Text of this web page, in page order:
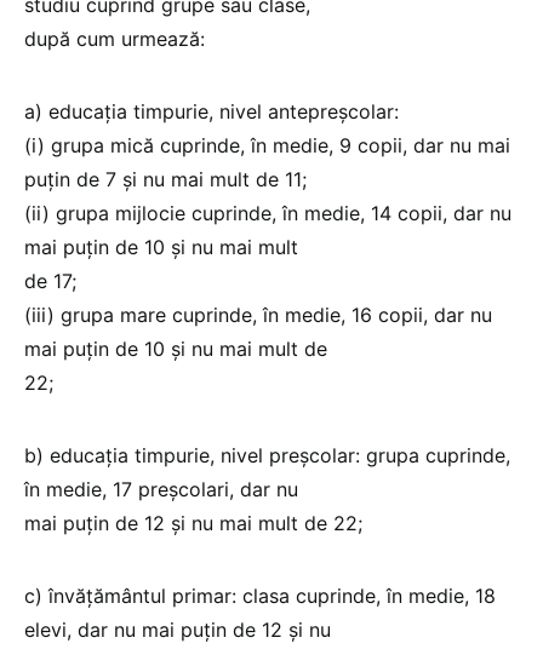
după cum urmează:
a) educaţia timpurie, nivel antepreşcolar:
(i) grupa mică cuprinde, în medie, 9 copii, dar nu mai
puţin de 7 şi nu mai mult de 11;
(ii) grupa mijlocie cuprinde, în medie, 14 copii, dar nu
mai puţin de 10 şi nu mai mult
de 17;
(iii) grupa mare cuprinde, în medie, 16 copii, dar nu
mai puţin de 10 şi nu mai mult de
22;
b) educaţia timpurie, nivel preşcolar: grupa cuprinde,
în medie, 17 preşcolari, dar nu
mai puţin de 12 şi nu mai mult de 22;
c) învăţământul primar: clasa cuprinde, în medie, 18
elevi, dar nu mai puţin de 12 şi nu